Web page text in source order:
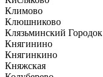
Климово
Клюшниково
Клязьминский Городок
Княгинино
Княгинкино
Княжская